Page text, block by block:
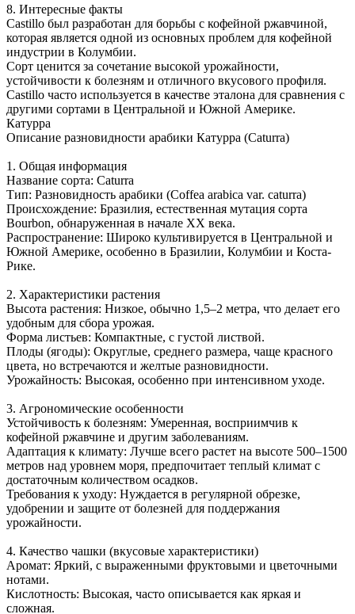
8. Интересные факты
Castillo был разработан для борьбы с кофейной ржавчиной,
которая является одной из основных проблем для кофейной
индустрии в Колумбии.
Сорт ценится за сочетание высокой урожайности,
устойчивости к болезням и отличного вкусового профиля.
Castillo часто используется в качестве эталона для сравнения с
другими сортами в Центральной и Южной Америке.
Катурра
Описание разновидности арабики Катурра (Caturra)
1. Общая информация
Название сорта: Caturra
Тип: Разновидность арабики (Coffea arabica var. caturra)
Происхождение: Бразилия, естественная мутация сорта
Bourbon, обнаруженная в начале XX века.
Распространение: Широко культивируется в Центральной и
Южной Америке, особенно в Бразилии, Колумбии и Коста-
Рике.
2. Характеристики растения
Высота растения: Низкое, обычно 1,5–2 метра, что делает его
удобным для сбора урожая.
Форма листьев: Компактные, с густой листвой.
Плоды (ягоды): Округлые, среднего размера, чаще красного
цвета, но встречаются и желтые разновидности.
Урожайность: Высокая, особенно при интенсивном уходе.
3. Агрономические особенности
Устойчивость к болезням: Умеренная, восприимчив к
кофейной ржавчине и другим заболеваниям.
Адаптация к климату: Лучше всего растет на высоте 500–1500
метров над уровнем моря, предпочитает теплый климат с
достаточным количеством осадков.
Требования к уходу: Нуждается в регулярной обрезке,
удобрении и защите от болезней для поддержания
урожайности.
4. Качество чашки (вкусовые характеристики)
Аромат: Яркий, с выраженными фруктовыми и цветочными
нотами.
Кислотность: Высокая, часто описывается как яркая и
сложная.